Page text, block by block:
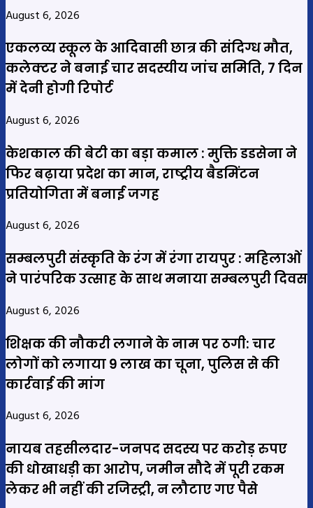
August 6, 2026
एकलव्य स्कूल के आदिवासी छात्र की संदिग्ध मौत,
कलेक्टर ने बनाई चार सदस्यीय जांच समिति, 7 दिन
में देनी होगी रिपोर्ट
August 6, 2026
केशकाल की बेटी का बड़ा कमाल : मुक्ति डडसेना ने
फिर बढ़ाया प्रदेश का मान, राष्ट्रीय बैडमिंटन
प्रतियोगिता में बनाई जगह
August 6, 2026
सम्बलपुरी संस्कृति के रंग में रंगा रायपुर : महिलाओं
ने पारंपरिक उत्साह के साथ मनाया सम्बलपुरी दिवस
August 6, 2026
शिक्षक की नौकरी लगाने के नाम पर ठगी: चार
लोगों को लगाया 9 लाख का चूना, पुलिस से की
कार्रवाई की मांग
August 6, 2026
नायब तहसीलदार-जनपद सदस्य पर करोड़ रुपए
की धोखाधड़ी का आरोप, जमीन सौदे में पूरी रकम
लेकर भी नहीं की रजिस्ट्री, न लौटाए गए पैसे